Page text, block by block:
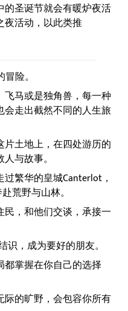
圣诞节就会有暖炉夜活
夜活动，以此类推
险。
马或是独角兽，每一种
走出截然不同的人生旅
土地上，在四处游历的
与故事。
繁华的皇城Canterlot，
荒野与山林。
，和他们交谈，承接一
，成为要好的朋友。
掌握在你自己的选择
的旷野，会包容你所有